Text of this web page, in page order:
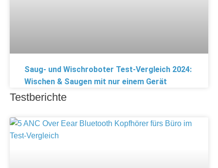
Saug- und Wischroboter Test-Vergleich 2024:
Wischen & Saugen mit nur einem Gerät
Testberichte